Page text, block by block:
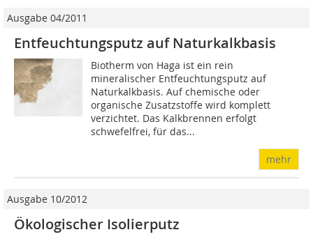
Ausgabe 04/2011
Entfeuchtungsputz auf Naturkalkbasis
Biotherm von Haga ist ein rein
mineralischer Entfeuchtungsputz auf
Naturkalkbasis. Auf chemische oder
organische Zusatzstoffe wird komplett
verzichtet. Das Kalkbrennen erfolgt
schwefelfrei, für das...
mehr
Ausgabe 10/2012
Ökologischer Isolierputz